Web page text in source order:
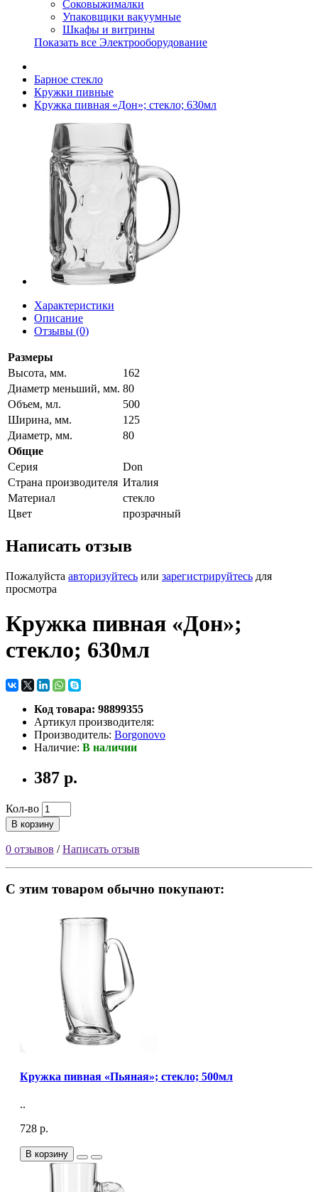
Соковыжималки
Упаковщики вакуумные
Шкафы и витрины
Показать все Электрооборудование
Барное стекло
Кружки пивные
Кружка пивная «Дон»; стекло; 630мл
Характеристики
Описание
Отзывы (0)
Размеры
Высота, мм.
162
Диаметр меньший, мм. 80
Объем, мл.
500
Ширина, мм.
125
Диаметр, мм.
80
Общие
Серия
Don
Страна производителя Италия
Материал
стекло
Цвет
прозрачный
Написать отзыв
Пожалуйста авторизуйтесь или зарегистрируйтесь для
просмотра
Кружка пивная «Дон»;
стекло; 630мл
Код товара: 98899355
Артикул производителя:
Производитель: Borgonovo
Наличие: В наличии
387 р.
Кол-во
В корзину
0 отзывов /Написать отзыв
С этим товаром обычно покупают:
Кружка пивная «Пьяная»; стекло; 500мл
..
728 р.
В корзину